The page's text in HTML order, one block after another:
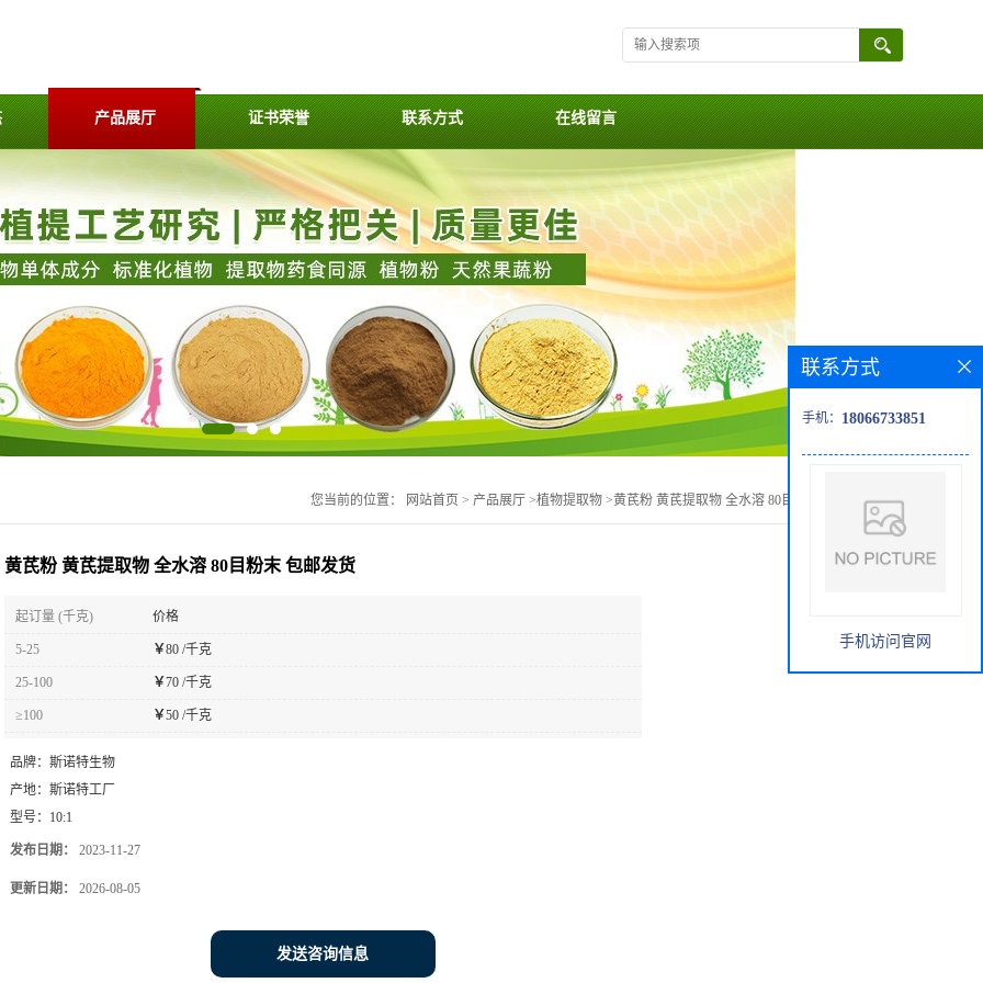
产品展厅 证书荣誉 联系方式 在线留言
您当前的位置： 网站首页 > 产品展厅 >植物提取物 >黄芪粉 黄芪提取物 全水溶 80目粉末 包邮发货
黄芪粉 黄芪提取物 全水溶 80目粉末 包邮发货
起订量 (千克) 价格
5-25 ￥80 /千克
25-100 ￥70 /千克
≥100 ￥50 /千克
品牌： 斯诺特生物
产地： 斯诺特工厂
型号： 10:1
发布日期： 2023-11-27
更新日期： 2026-08-05
发送咨询信息
联系方式
手机： 18066733851
手机访问官网